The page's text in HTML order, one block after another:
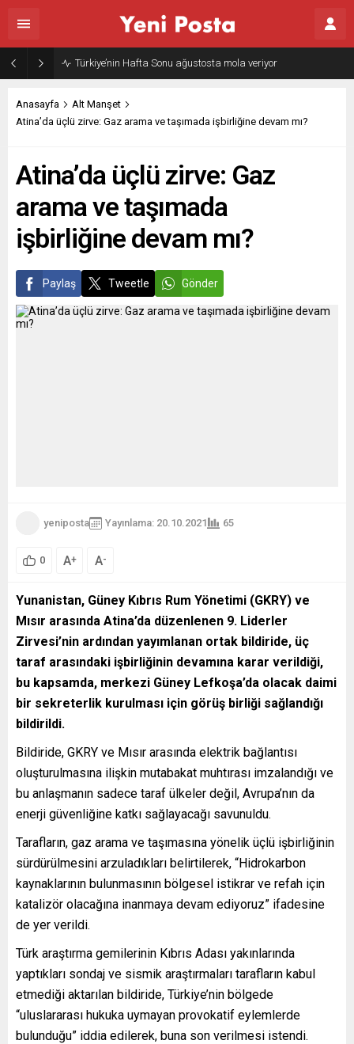
Türkiye’nin Hafta Sonu ağustosta mola veriyor
Anasayfa
Alt Manşet
Atina’da üçlü zirve: Gaz arama ve taşımada işbirliğine devam mı?
Atina’da üçlü zirve: Gaz
arama ve taşımada
işbirliğine devam mı?
Paylaş Tweetle Gönder
yeniposta Yayınlama: 20.10.2021 65
0 A+ A-
Yunanistan, Güney Kıbrıs Rum Yönetimi (GKRY) ve
Mısır arasında Atina’da düzenlenen 9. Liderler
Zirvesi’nin ardından yayımlanan ortak bildiride, üç
taraf arasındaki işbirliğinin devamına karar verildiği,
bu kapsamda, merkezi Güney Lefkoşa’da olacak daimi
bir sekreterlik kurulması için görüş birliği sağlandığı
bildirildi.
Bildiride, GKRY ve Mısır arasında elektrik bağlantısı
oluşturulmasına ilişkin mutabakat muhtırası imzalandığı ve
bu anlaşmanın sadece taraf ülkeler değil, Avrupa’nın da
enerji güvenliğine katkı sağlayacağı savunuldu.
Tarafların, gaz arama ve taşımasına yönelik üçlü işbirliğinin
sürdürülmesini arzuladıkları belirtilerek, “Hidrokarbon
kaynaklarının bulunmasının bölgesel istikrar ve refah için
katalizör olacağına inanmaya devam ediyoruz” ifadesine
de yer verildi.
Türk araştırma gemilerinin Kıbrıs Adası yakınlarında
yaptıkları sondaj ve sismik araştırmaları tarafların kabul
etmediği aktarılan bildiride, Türkiye’nin bölgede
“uluslararası hukuka uymayan provokatif eylemlerde
bulunduğu” iddia edilerek, buna son verilmesi istendi.